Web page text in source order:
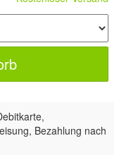
Bezahlung nach